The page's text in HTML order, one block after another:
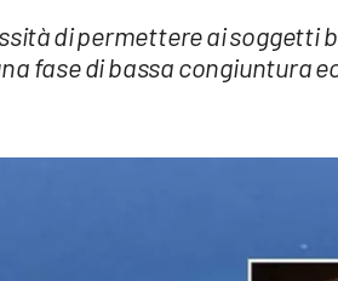
di permettere ai soggetti
fase di bassa congiuntura